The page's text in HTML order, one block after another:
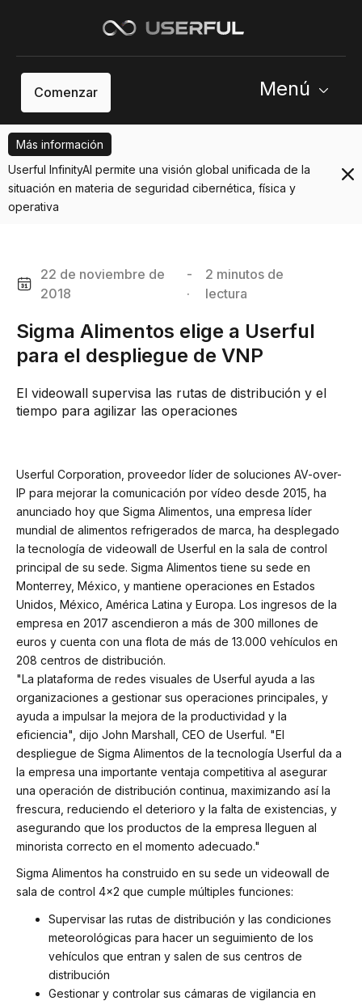
Comenzar Menú
Más información
Userful InfinityAI permite una visión global unificada de la
situación en materia de seguridad cibernética, física y
operativa
22 de noviembre de
2018
-
·
2 minutos de
lectura
Sigma Alimentos elige a Userful
para el despliegue de VNP
El videowall supervisa las rutas de distribución y el
tiempo para agilizar las operaciones
Userful Corporation, proveedor líder de soluciones AV-over-
IP para mejorar la comunicación por vídeo desde 2015, ha
anunciado hoy que Sigma Alimentos, una empresa líder
mundial de alimentos refrigerados de marca, ha desplegado
la tecnología de videowall de Userful en la sala de control
principal de su sede. Sigma Alimentos tiene su sede en
Monterrey, México, y mantiene operaciones en Estados
Unidos, México, América Latina y Europa. Los ingresos de la
empresa en 2017 ascendieron a más de 300 millones de
euros y cuenta con una flota de más de 13.000 vehículos en
208 centros de distribución.
"La plataforma de redes visuales de Userful ayuda a las
organizaciones a gestionar sus operaciones principales, y
ayuda a impulsar la mejora de la productividad y la
eficiencia", dijo John Marshall, CEO de Userful. "El
despliegue de Sigma Alimentos de la tecnología Userful da a
la empresa una importante ventaja competitiva al asegurar
una operación de distribución continua, maximizando así la
frescura, reduciendo el deterioro y la falta de existencias, y
asegurando que los productos de la empresa lleguen al
minorista correcto en el momento adecuado."
Sigma Alimentos ha construido en su sede un videowall de
sala de control 4x2 que cumple múltiples funciones:
Supervisar las rutas de distribución y las condiciones
meteorológicas para hacer un seguimiento de los
vehículos que entran y salen de sus centros de
distribución
Gestionar y controlar sus cámaras de vigilancia en